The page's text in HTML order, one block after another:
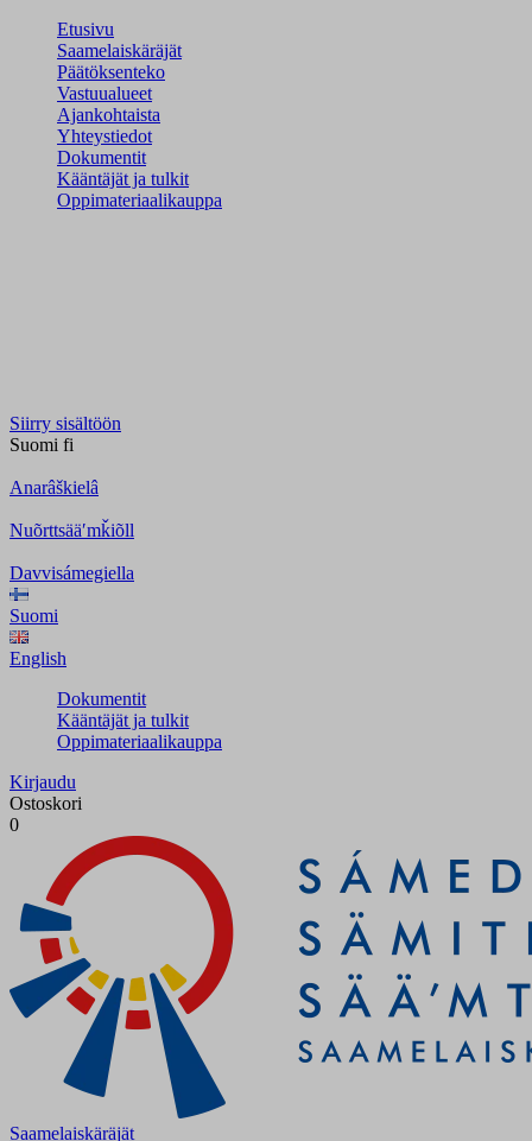
Etusivu
Saamelaiskäräjät
Päätöksenteko
Vastuualueet
Ajankohtaista
Yhteystiedot
Dokumentit
Kääntäjät ja tulkit
Oppimateriaalikauppa
Siirry sisältöön
Suomi fi
Anarâškielâ
Nuõrttsääʹmǩiõll
Davvisámegiella
Suomi
English
Dokumentit
Kääntäjät ja tulkit
Oppimateriaalikauppa
Kirjaudu
Ostoskori
0
Saamelaiskäräjät